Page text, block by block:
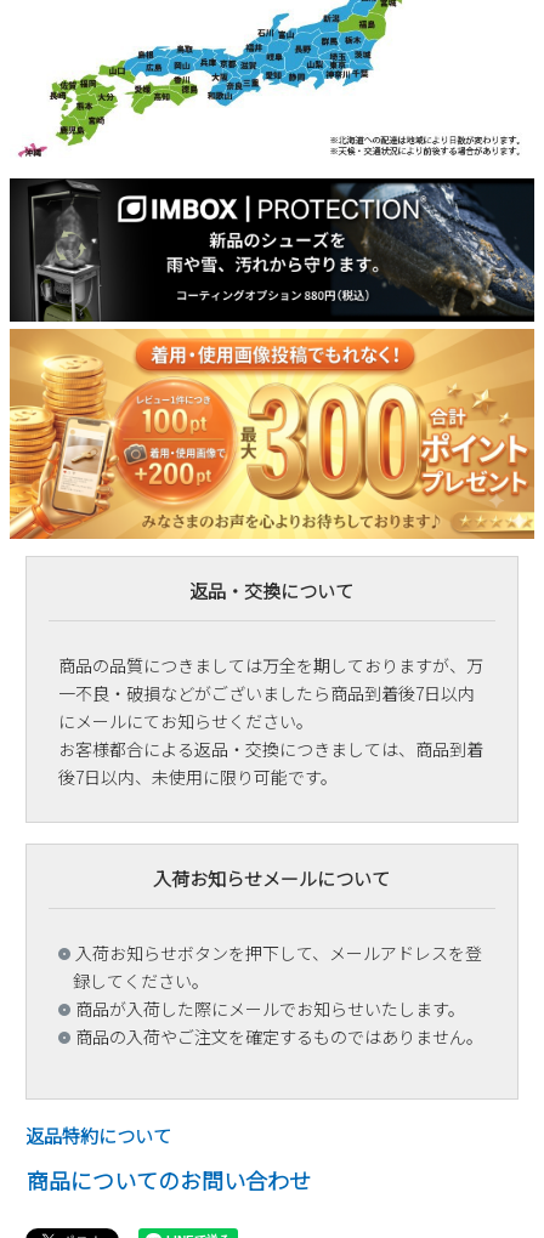
返品・交換について
商品の品質につきましては万全を期しておりますが、万
一不良・破損などがございましたら商品到着後7日以内
にメールにてお知らせください。
お客様都合による返品・交換につきましては、商品到着
後7日以内、未使用に限り可能です。
入荷お知らせメールについて
入荷お知らせボタンを押下して、メールアドレスを登
録してください。
商品が入荷した際にメールでお知らせいたします。
商品の入荷やご注文を確定するものではありません。
返品特約について
商品についてのお問い合わせ